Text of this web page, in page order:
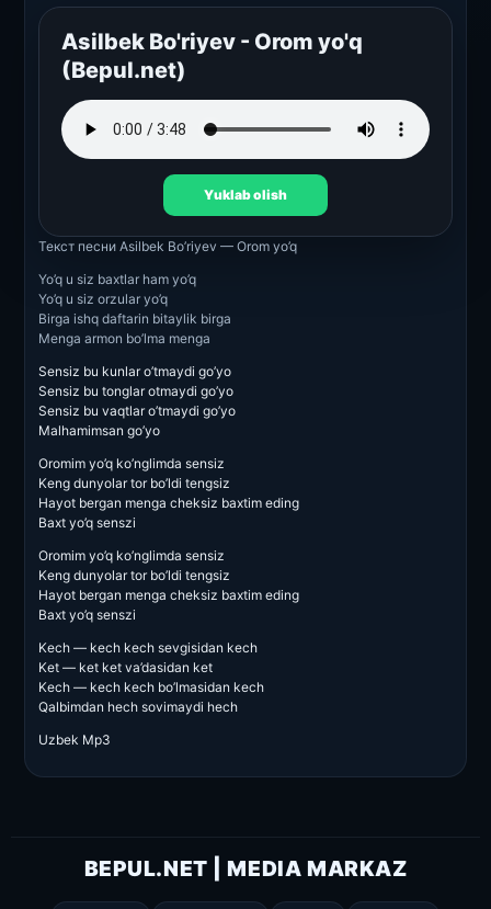
Asilbek Bo'riyev - Orom yo'q
(Bepul.net)
Yuklab olish
Текст песни Asilbek Bo’riyev — Orom yo’q
Yo’q u siz baxtlar ham yo’q
Yo’q u siz orzular yo’q
Birga ishq daftarin bitaylik birga
Menga armon bo’lma menga
Sensiz bu kunlar o’tmaydi go’yo
Sensiz bu tonglar otmaydi go’yo
Sensiz bu vaqtlar o’tmaydi go’yo
Malhamimsan go’yo
Oromim yo’q ko’nglimda sensiz
Keng dunyolar tor bo’ldi tengsiz
Hayot bergan menga cheksiz baxtim eding
Baxt yo’q senszi
Oromim yo’q ko’nglimda sensiz
Keng dunyolar tor bo’ldi tengsiz
Hayot bergan menga cheksiz baxtim eding
Baxt yo’q senszi
Kech — kech kech sevgisidan kech
Ket — ket ket va’dasidan ket
Kech — kech kech bo’lmasidan kech
Qalbimdan hech sovimaydi hech
Uzbek Mp3
BEPUL.NET | MEDIA MARKAZ